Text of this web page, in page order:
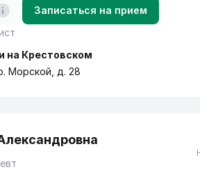
Записаться на прием
на Крестовском
Морской, д. 28